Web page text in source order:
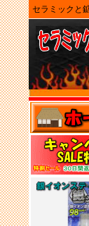
セラミックと